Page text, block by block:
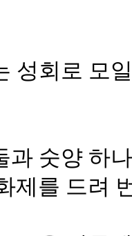
성회로 모
과 숫양 하
제를 드려